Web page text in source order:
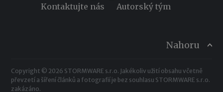
Kontaktujte nás Autorský tým
Nahoru
Copyright © 2026 STORMWARE s.r.o. Jakékoliv užití obsahu včetně
převzetí a šíření článků a fotografií je bez souhlasu STORMWARE s.r.o.
zakázáno.